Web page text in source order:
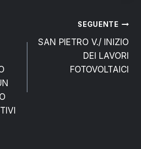
SEGUENTE
SAN PIETRO V./ INIZIO
DEI LAVORI
FOTOVOLTAICI